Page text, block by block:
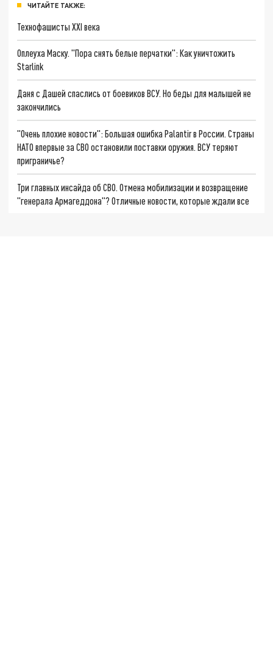
ЧИТАЙТЕ ТАКЖЕ:
Технофашисты XXI века
Оплеуха Маску. "Пора снять белые перчатки": Как уничтожить
Starlink
Даня с Дашей спаслись от боевиков ВСУ. Но беды для малышей не
закончились
"Очень плохие новости": Большая ошибка Palantir в России. Страны
НАТО впервые за СВО остановили поставки оружия. ВСУ теряют
приграничье?
Три главных инсайда об СВО. Отмена мобилизации и возвращение
"генерала Армагеддона"? Отличные новости, которые ждали все